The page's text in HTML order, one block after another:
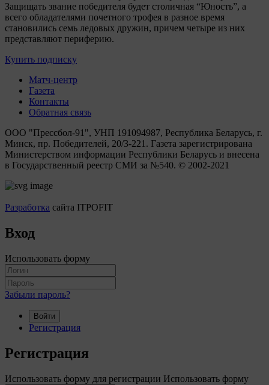
Защищать звание победителя будет столичная “Юность”, а
всего обладателями почетного трофея в разное время
становились семь ледовых дружин, причем четыре из них
представляют периферию.
Купить подписку
Матч-центр
Газета
Контакты
Обратная связь
ООО "Прессбол-91", УНП 191094987, Республика Беларусь, г.
Минск, пр. Победителей, 20/3-221. Газета зарегистрирована
Министерством информации Республики Беларусь и внесена
в Государственный реестр СМИ за №540. © 2002-2021
Разработка сайта ITPOFIT
Вход
Использовать форму
Забыли пароль?
Войти
Регистрация
Регистрация
Использовать форму для регистрации Использовать форму